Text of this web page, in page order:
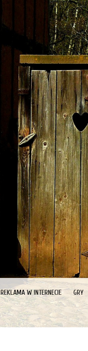
REKLAMA W INTERNECIE GRY